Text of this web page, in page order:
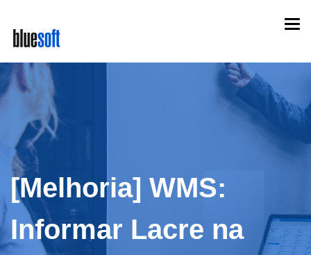
main
content
[Melhoria] WMS:
Informar Lacre na